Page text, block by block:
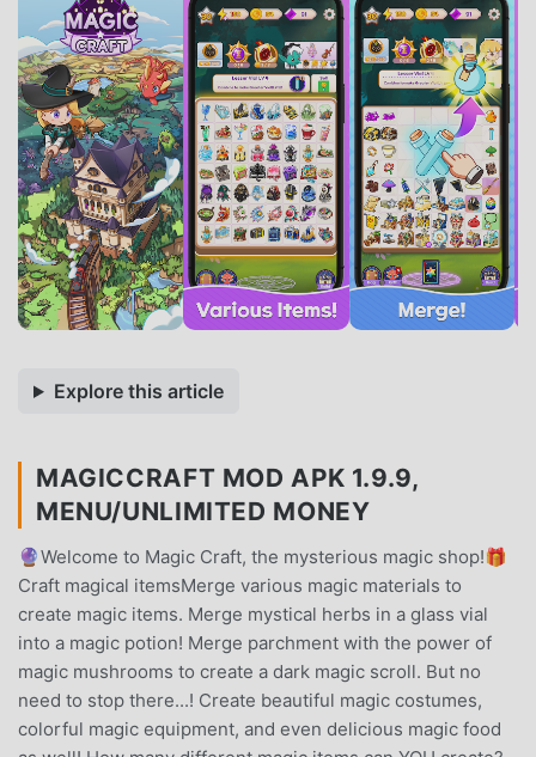
Explore this article
MAGICCRAFT MOD APK 1.9.9,
MENU/UNLIMITED MONEY
🔮Welcome to Magic Craft, the mysterious magic shop!🎁
Craft magical itemsMerge various magic materials to
create magic items. Merge mystical herbs in a glass vial
into a magic potion! Merge parchment with the power of
magic mushrooms to create a dark magic scroll. But no
need to stop there...! Create beautiful magic costumes,
colorful magic equipment, and even delicious magic food